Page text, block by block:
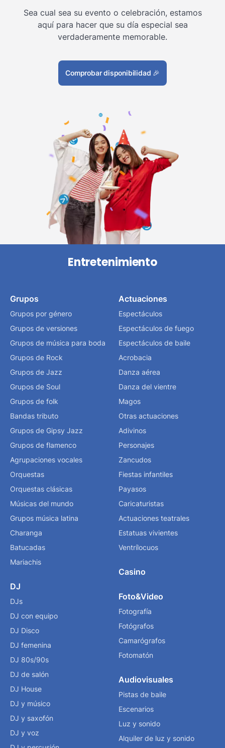
Sea cual sea su evento o celebración, estamos
aquí para hacer que su día especial sea
verdaderamente memorable.
Comprobar disponibilidad 🎉
Entretenimiento
Grupos
Grupos por género
Grupos de versiones
Grupos de música para boda
Grupos de Rock
Grupos de Jazz
Grupos de Soul
Grupos de folk
Bandas tributo
Grupos de Gipsy Jazz
Grupos de flamenco
Agrupaciones vocales
Orquestas
Orquestas clásicas
Músicas del mundo
Grupos música latina
Charanga
Batucadas
Mariachis
DJ
DJs
DJ con equipo
DJ Disco
DJ femenina
DJ 80s/90s
DJ de salón
DJ House
DJ y músico
DJ y saxofón
DJ y voz
Actuaciones
Espectáculos
Espectáculos de fuego
Espectáculos de baile
Acrobacia
Danza aérea
Danza del vientre
Magos
Otras actuaciones
Adivinos
Personajes
Zancudos
Fiestas infantiles
Payasos
Caricaturistas
Actuaciones teatrales
Estatuas vivientes
Ventrílocuos
Casino
Foto&Video
Fotografía
Fotógrafos
Camarógrafos
Fotomatón
Audiovisuales
Pistas de baile
Escenarios
Luz y sonido
Alquiler de luz y sonido